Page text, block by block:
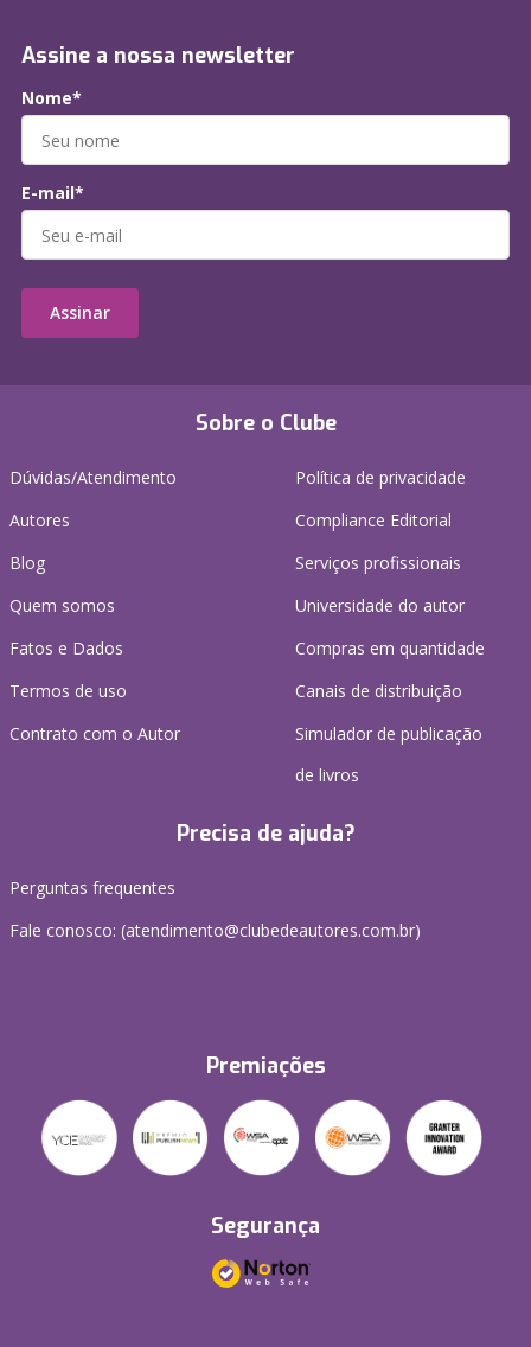
Sobre o Clube
Dúvidas/Atendimento
Autores
Blog
Quem somos
Fatos e Dados
Termos de uso
Contrato com o Autor
Política de privacidade
Compliance Editorial
Serviços profissionais
Universidade do autor
Compras em quantidade
Canais de distribuição
Simulador de publicação
de livros
Precisa de ajuda?
Perguntas frequentes
Fale conosco: (atendimento@clubedeautores.com.br)
Premiações
Segurança
Assine a nossa newsletter
Nome*
E-mail*
Assinar